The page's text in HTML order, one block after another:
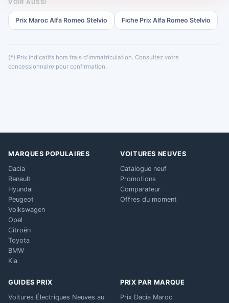
VOIR AUSSI
Prix Maroc Alfa Romeo Stelvio Fiche Prix Alfa Romeo Stelvio
(*) Prix indicatifs hors frais d'immatriculation. Consultez votre
concessionnaire pour confirmation.
MARQUES POPULAIRES
Dacia
Renault
Hyundai
Peugeot
Volkswagen
Opel
Citroën
Toyota
BMW
Kia
VOITURES NEUVES
Catalogue neuf
Promotions
Comparateur
Offres du moment
GUIDES PRIX
Voitures Électriques Neuves au
PRIX PAR MARQUE
Prix Dacia Maroc